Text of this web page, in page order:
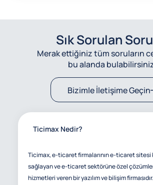
Sık Sorulan
Merak ettiğiniz tüm soruların
bu alanda
Bizimle İletişime Geçin
Ticimax Nedir?
Ticimax, e-ticaret firmalarının e-ticaret sitesi
sağlayan ve e-ticaret sektörüne özel
hizmetleri veren bir yazılım ve bilişim